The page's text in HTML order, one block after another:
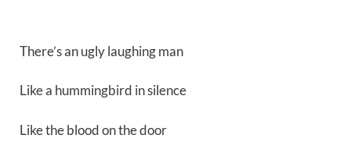
There’s an ugly laughing man
Like a hummingbird in silence
Like the blood on the door